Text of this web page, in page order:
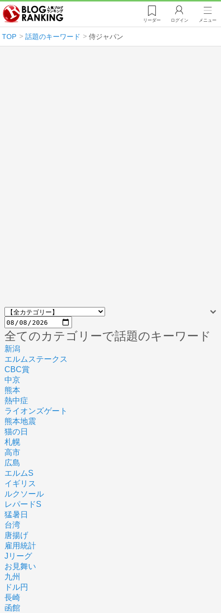
リーダー ログイン メニュー
TOP 話題のキーワード 侍ジャパン
全てのカテゴリーで話題のキーワード
新潟
エルムステークス
CBC賞
中京
熊本
熱中症
ライオンズゲート
熊本地震
猫の日
札幌
高市
広島
エルムS
イギリス
ルクソール
レパードS
猛暑日
台湾
唐揚げ
雇用統計
Jリーグ
お見舞い
九州
ドル円
長崎
函館